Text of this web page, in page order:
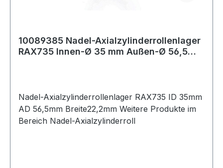
10089385 Nadel-Axialzylinderrollenlager
RAX735 Innen-Ø 35 mm Außen-Ø 56,5
Nadel-Axialzylinderrollenlager RAX735 ID 35mm
AD 56,5mm Breite22,2mm Weitere Produkte im
Bereich Nadel-Axialzylinderroll